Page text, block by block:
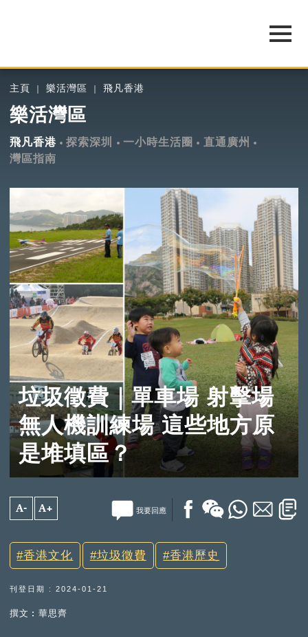
主頁 樂活灣區 飛凡香港
樂活灣區
飛凡香港 探索深圳 一小時生活圈
直通廣州
灣區指南
垃圾徵費｜單車場 射擊場
無人機訓練場 這些地方原
是堆填區？
A- A+ 我要回應
香港文化 垃圾徵費 香港歷史
刊登日期 : 2024-01-21
撰文︰華思齊